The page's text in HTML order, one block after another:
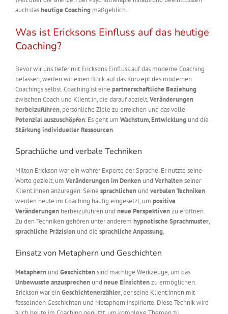
auch dasheutige Coachingmaßgeblich.
Was ist Ericksons Einfluss auf das heutige
Coaching?
Bevor wir uns tiefer mit Ericksons Einfluss auf das moderne Coaching
befassen, werfen wir einen Blick auf das Konzept des modernen
Coachings selbst. Coaching ist eine partnerschaftliche Beziehung
zwischen Coach und Klient:in, die darauf abzielt,Veränderungen
herbeizuführen, persönliche Ziele zu erreichen und das volle
Potenzial auszuschöpfen. Es geht um Wachstum, Entwicklungund die
Stärkungindividueller Ressourcen.
Sprachliche und verbale Techniken
Milton Erickson war ein wahrer Experte der Sprache. Er nutzte seine
Worte gezielt, um Veränderungenim Denkenund Verhaltenseiner
Klient:innen anzuregen. Seine sprachlichenund verbalen Techniken
werden heute im Coaching häufig eingesetzt, um positive
Veränderungenherbeizuführen und neue Perspektivenzu eröffnen.
Zu den Techniken gehören unter anderem hypnotische Sprachmuster,
sprachliche Präzisionund die sprachliche Anpassung.
Einsatz von Metaphern und Geschichten
Metaphernund Geschichtensind mächtige Werkzeuge, um das
Unbewusste anzusprechenund neue Einsichtenzu ermöglichen.
Erickson war einGeschichtenerzähler, der seine Klient:innen mit
fesselnden Geschichten und Metaphern inspirierte. Diese Technik wird